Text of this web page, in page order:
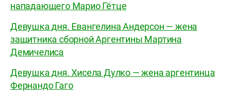
нападающего Марио Гётце
Девушка дня. Евангелина Андерсон — жена
защитника сборной Аргентины Мартина
Демичелиса
Девушка дня. Хиcела Дулко — жена аргентинца
Фернандо Гаго